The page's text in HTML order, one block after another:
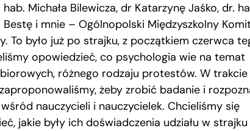
Michała Bilewicza, dr Katarzynę Jaśko, dr.
Bestę i mnie – Ogólnopolski Międzyszkolny
To było już po strajku, z początkiem czerwca
opowiedzieć, co psychologia wie na temat
różnego rodzaju protestów. W trakcie
żeby zrobić badanie i
nauczycieli i nauczycielek. Chcieliśmy się
jakie były ich doświadczenia udziału w strajku